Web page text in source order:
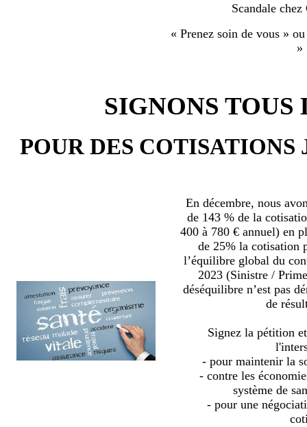
Scandale
« Prenez soin de vous »
»
SIGNONS
POUR DES COTISATIONS
En décembre, nous
de 143 % de la
400 à 780 € annuel) en
de 25% la cotisation
l’équilibre global du
2023 (Sinistre /
déséquilibre n’est pas
de
Signez la pétition
- pour maintenir la
- contre les
système de
- pour une